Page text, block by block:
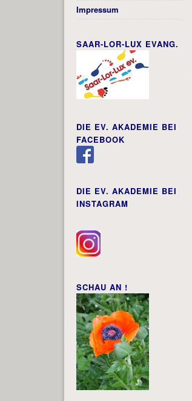
Impressum
SAAR-LOR-LUX EVANG.
DIE EV. AKADEMIE BEI
FACEBOOK
DIE EV. AKADEMIE BEI
INSTAGRAM
SCHAU AN !